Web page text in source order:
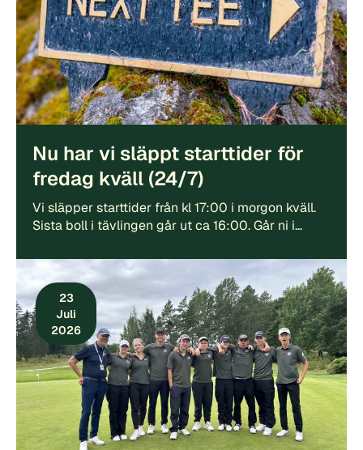
Nu har vi släppt starttider för
fredag kväll (24/7)
Vi släpper starttider från kl 17:00 i morgon kväll.
Sista boll i tävlingen går ut ca 16:00. Går ni i…
23
Juli
2026